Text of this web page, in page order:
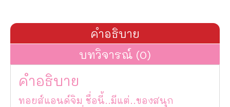
คำอธิบาย
บทวิจารณ์ (0)
คำอธิบาย
ทอยส์แอนด์จิม ชื่อนี้..มีแต่..ของสนุก